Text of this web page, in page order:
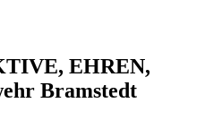
EHREN,
Bramstedt